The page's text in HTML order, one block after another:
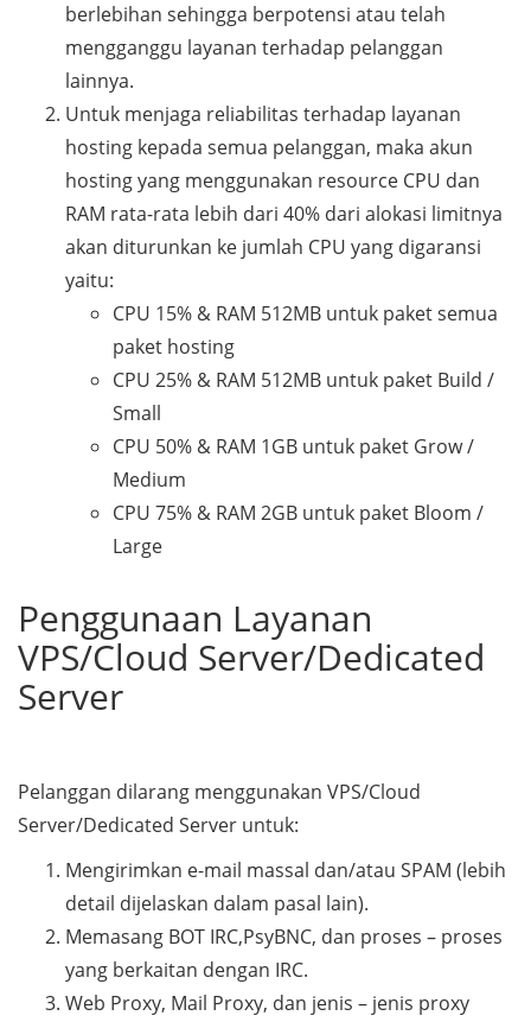
berlebihan sehingga berpotensi atau telah
mengganggu layanan terhadap pelanggan
lainnya.
Untuk menjaga reliabilitas terhadap layanan
hosting kepada semua pelanggan, maka akun
hosting yang menggunakan resource CPU dan
RAM rata-rata lebih dari 40% dari alokasi limitnya
akan diturunkan ke jumlah CPU yang digaransi
yaitu:
CPU 15% & RAM 512MB untuk paket semua
paket hosting
CPU 25% & RAM 512MB untuk paket Build /
Small
CPU 50% & RAM 1GB untuk paket Grow /
Medium
CPU 75% & RAM 2GB untuk paket Bloom /
Large
Penggunaan Layanan
VPS/Cloud Server/Dedicated
Server
Pelanggan dilarang menggunakan VPS/Cloud
Server/Dedicated Server untuk:
Mengirimkan e-mail massal dan/atau SPAM (lebih
detail dijelaskan dalam pasal lain).
Memasang BOT IRC,PsyBNC, dan proses – proses
yang berkaitan dengan IRC.
Web Proxy, Mail Proxy, dan jenis – jenis proxy